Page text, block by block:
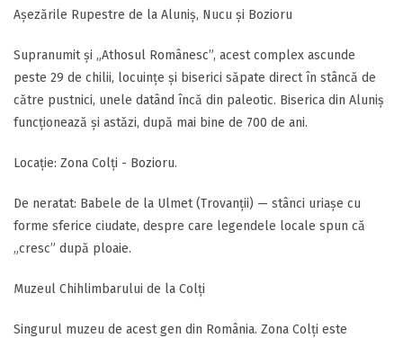
​Așezările Rupestre de la Aluniș, Nucu și Bozioru
​Supranumit și „Athosul Românesc”, acest complex ascunde
peste 29 de chilii, locuințe și biserici săpate direct în stâncă de
către pustnici, unele datând încă din paleotic. Biserica din Aluniș
funcționează și astăzi, după mai bine de 700 de ani.
​Locație: Zona Colți - Bozioru.
​De neratat: Babele de la Ulmet (Trovanții) — stânci uriașe cu
forme sferice ciudate, despre care legendele locale spun că
„cresc” după ploaie.
​Muzeul Chihlimbarului de la Colți
​Singurul muzeu de acest gen din România. Zona Colți este